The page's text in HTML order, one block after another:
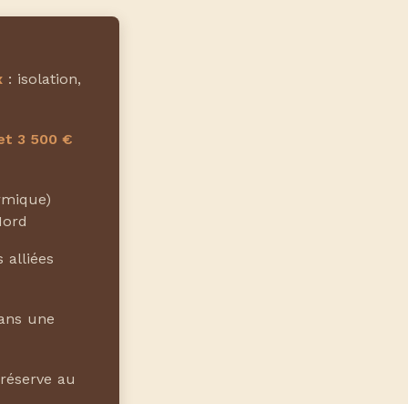
: isolation,
3 500 €
alliées
une
au